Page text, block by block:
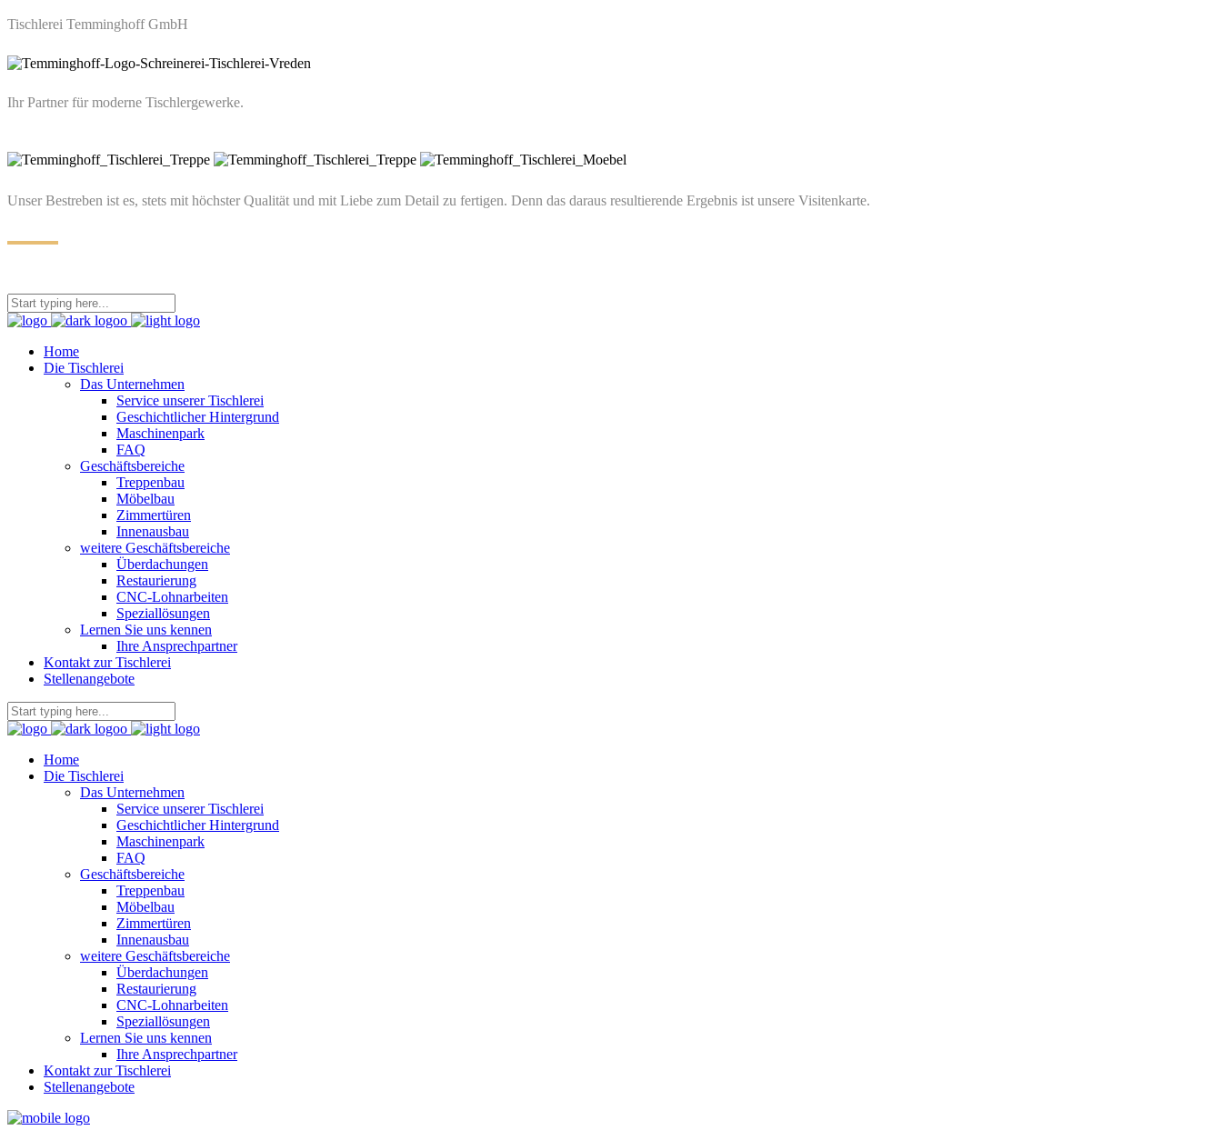
Tischlerei Temminghoff GmbH
Ihr Partner für moderne Tischlergewerke.
Unser Bestreben ist es, stets mit höchster Qualität und mit Liebe zum Detail zu fertigen. Denn das daraus resultierende Ergebnis ist unsere Visitenkarte.
Home
Die Tischlerei
Das Unternehmen
Service unserer Tischlerei
Geschichtlicher Hintergrund
Maschinenpark
FAQ
Geschäftsbereiche
Treppenbau
Möbelbau
Zimmertüren
Innenausbau
weitere Geschäftsbereiche
Überdachungen
Restaurierung
CNC-Lohnarbeiten
Speziallösungen
Lernen Sie uns kennen
Ihre Ansprechpartner
Kontakt zur Tischlerei
Stellenangebote
Home
Die Tischlerei
Das Unternehmen
Service unserer Tischlerei
Geschichtlicher Hintergrund
Maschinenpark
FAQ
Geschäftsbereiche
Treppenbau
Möbelbau
Zimmertüren
Innenausbau
weitere Geschäftsbereiche
Überdachungen
Restaurierung
CNC-Lohnarbeiten
Speziallösungen
Lernen Sie uns kennen
Ihre Ansprechpartner
Kontakt zur Tischlerei
Stellenangebote